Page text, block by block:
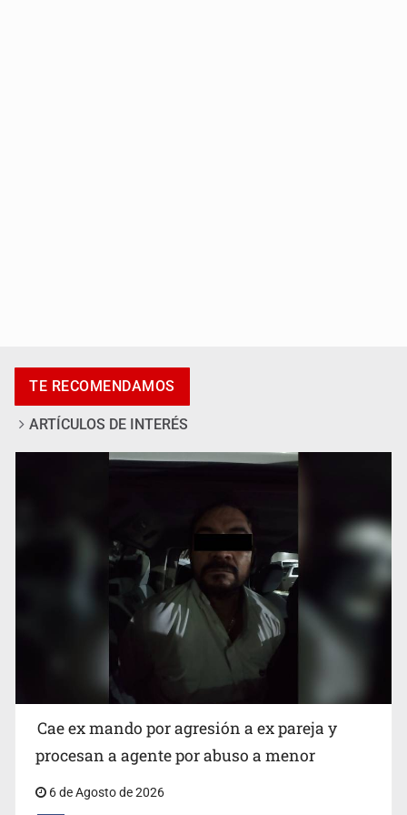
Que el IPEJAL encabece la lista de deudores en Jalisco
es un “foco rojo” de gran magnitud: Economista
TE RECOMENDAMOS
ARTÍCULOS DE INTERÉS
Cae ex mando por agresión a ex pareja y
procesan a agente por abuso a menor
6 de Agosto de 2026